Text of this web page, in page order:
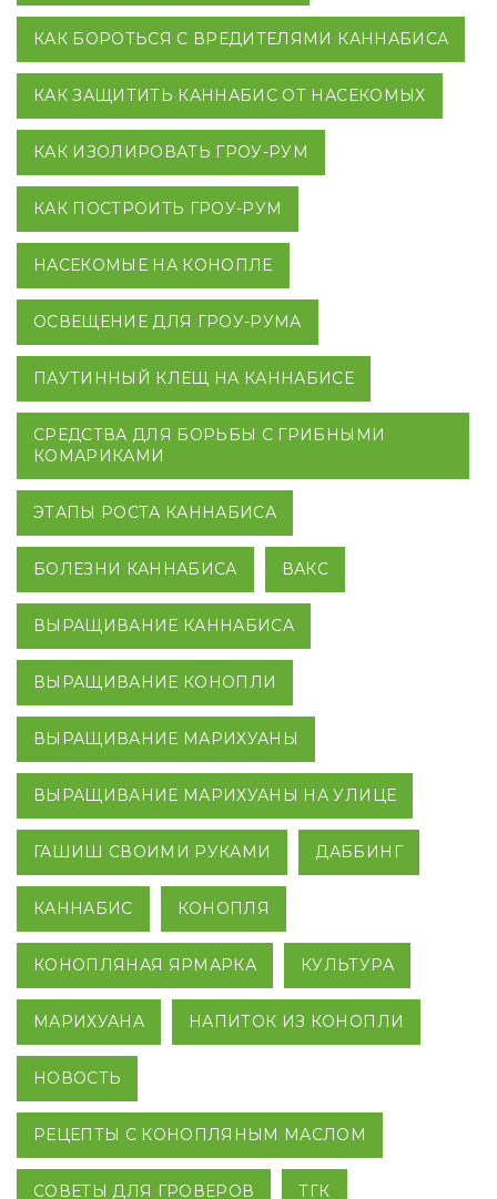
КАК БОРОТЬСЯ С ВРЕДИТЕЛЯМИ КАННАБИСА
КАК ЗАЩИТИТЬ КАННАБИС ОТ НАСЕКОМЫХ
КАК ИЗОЛИРОВАТЬ ГРОУ-РУМ
КАК ПОСТРОИТЬ ГРОУ-РУМ
НАСЕКОМЫЕ НА КОНОПЛЕ
ОСВЕЩЕНИЕ ДЛЯ ГРОУ-РУМА
ПАУТИННЫЙ КЛЕЩ НА КАННАБИСЕ
СРЕДСТВА ДЛЯ БОРЬБЫ С ГРИБНЫМИ
КОМАРИКАМИ
ЭТАПЫ РОСТА КАННАБИСА
БОЛЕЗНИ КАННАБИСА ВАКС
ВЫРАЩИВАНИЕ КАННАБИСА
ВЫРАЩИВАНИЕ КОНОПЛИ
ВЫРАЩИВАНИЕ МАРИХУАНЫ
ВЫРАЩИВАНИЕ МАРИХУАНЫ НА УЛИЦЕ
ГАШИШ СВОИМИ РУКАМИ ДАББИНГ
КАННАБИС КОНОПЛЯ
КОНОПЛЯНАЯ ЯРМАРКА КУЛЬТУРА
МАРИХУАНА НАПИТОК ИЗ КОНОПЛИ
НОВОСТЬ
РЕЦЕПТЫ С КОНОПЛЯНЫМ МАСЛОМ
СОВЕТЫ ДЛЯ ГРОВЕРОВ ТГК